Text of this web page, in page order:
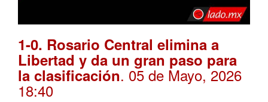
1-0. Rosario Central elimina a
Libertad y da un gran paso para
la clasificación. 05 de Mayo, 2026
18:40